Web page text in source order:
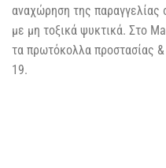
αναχώρηση της παραγγελίας
με μη τοξικά ψυκτικά. Στο
τα πρωτόκολλα προστασίας
19.